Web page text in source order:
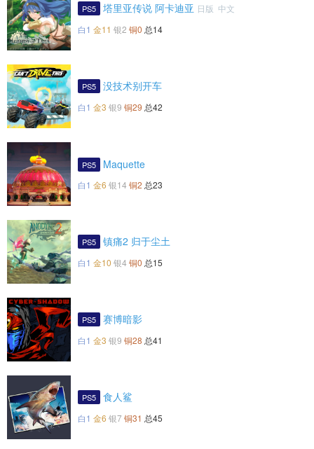
PS5 塔里亚传说 阿卡迪亚 日版 中文
白1 金11 银2 铜0 总14
PS5 没技术别开车
白1 金3 银9 铜29 总42
PS5 Maquette
白1 金6 银14 铜2 总23
PS5 镇痛2 归于尘土
白1 金10 银4 铜0 总15
PS5 赛博暗影
白1 金3 银9 铜28 总41
PS5 食人鲨
白1 金6 银7 铜31 总45